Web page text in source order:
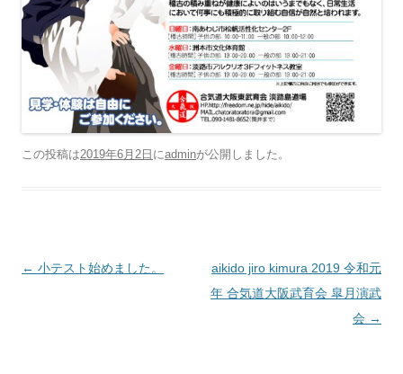
この投稿は2019年6月2日 にadminが公開しました 。
投稿ナビゲーション
← 小テスト始めました。
aikido jiro kimura 2019 令和元
年 合気道大阪武育会 皐月演武
会 →